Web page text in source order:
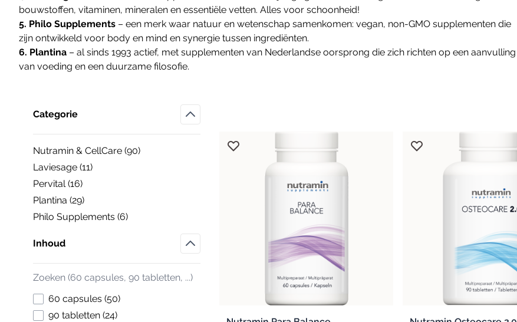
Detox
Energy
Immunity
Multi
Skin
Speciale formules
Antioxidanten
Ayurveda
Liposomaal
Anti-aging
Haar
Huid
Nagels
Detox
Lever
Gewichtbeheersing
Hart & Bloedvaten
bouwstoffen, vitaminen, mineralen en essentiële vetten. Alles voor schoonheid!
5. Philo Supplements – een merk waar natuur en wetenschap samenkomen: vegan, non-GMO supplementen die
zijn ontwikkeld voor body en mind en synergie tussen ingrediënten.
6. Plantina – al sinds 1993 actief, met supplementen van Nederlandse oorsprong die zich richten op een aanvulling
van voeding en een duurzame filosofie.
Categorie
Nutramin & CellCare (90
products available
)
Laviesage (11
products available
)
Pervital (16
products available
)
Plantina (29
products available
)
Philo Supplements (6
products available
)
Inhoud
60 capsules (50products available
)
90 tabletten (24products available
)